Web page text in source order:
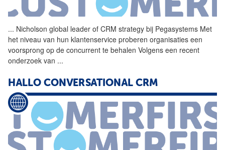
... Nicholson global leader of CRM strategy bij Pegasystems Met
het niveau van hun klantenservice proberen organisaties een
voorsprong op de concurrent te behalen Volgens een recent
onderzoek van ...
HALLO CONVERSATIONAL CRM